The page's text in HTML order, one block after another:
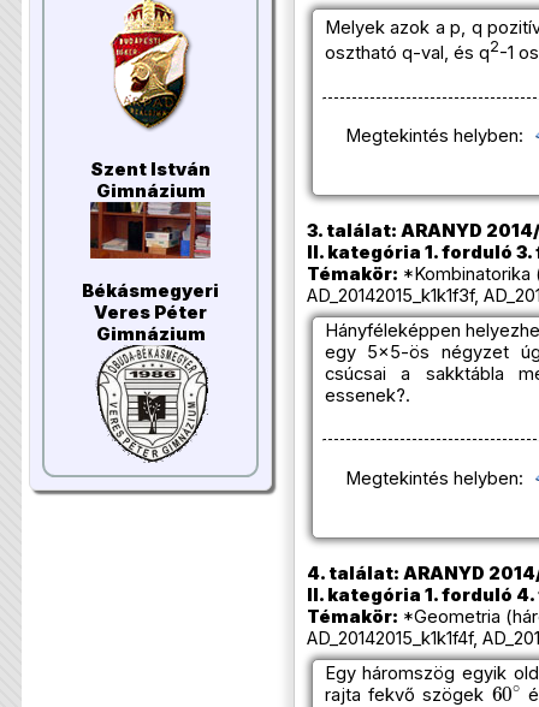
Szent István
Gimnázium
Békásmegyeri
Veres Péter
Gimnázium
Melyek azok a p, q
osztható q-val, és q2-1
Megtekintés helyben:
3. találat: ARANYD
II. kategória 1. forduló
Témakör:
AD_20142015_k1k1f3f,
Hányféleképpen
egy 5x5-ös négyzet
csúcsai a sakktábla
essenek?.
Megtekintés helyben:
4. találat: ARANYD
II. kategória 1. forduló
Témakör: *Geometria
AD_20142015_k1k1f4f,
Egy háromszög egyik
rajta fekvő szögek
60∘